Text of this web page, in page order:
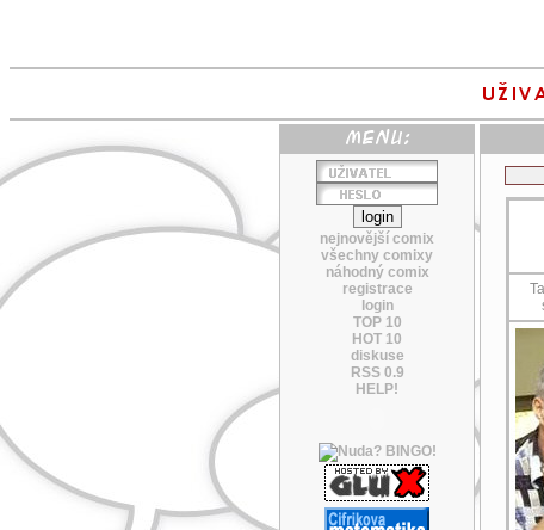
nejnovější comix
všechny comixy
náhodný comix
registrace
login
TOP 10
HOT 10
diskuse
RSS 0.9
HELP!